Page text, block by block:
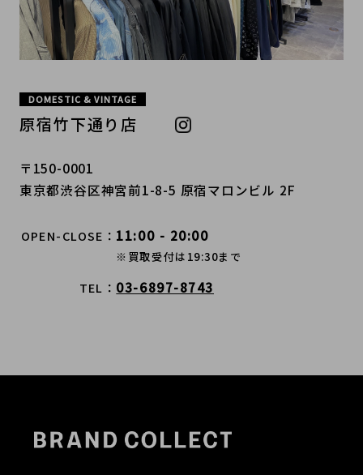
DOMESTIC & VINTAGE
原宿竹下通り店
〒150-0001
東京都渋谷区神宮前1-8-5 原宿マロンビル 2F
OPEN-CLOSE 11:00 - 20:00
※買取受付は19:30まで
TEL 03-6897-8743